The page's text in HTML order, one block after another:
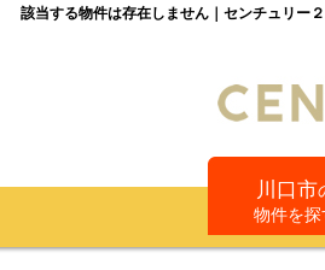
該当する物件は存在しません｜センチュリー
川口市
物件を探